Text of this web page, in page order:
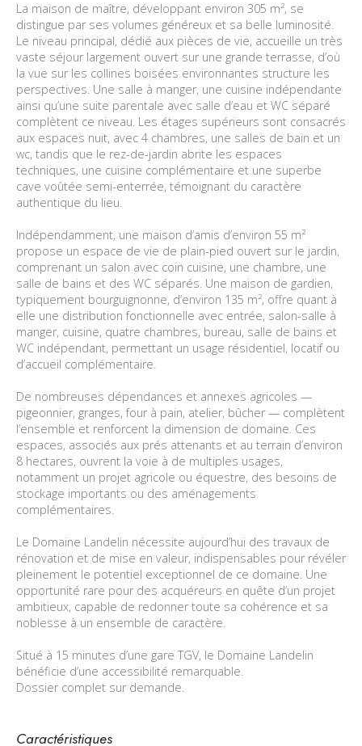
La maison de maître, développant environ 305 m², se
distingue par ses volumes généreux et sa belle luminosité.
Le niveau principal, dédié aux pièces de vie, accueille un très
vaste séjour largement ouvert sur une grande terrasse, d’où
la vue sur les collines boisées environnantes structure les
perspectives. Une salle à manger, une cuisine indépendante
ainsi qu’une suite parentale avec salle d’eau et WC séparé
complètent ce niveau. Les étages supérieurs sont consacrés
aux espaces nuit, avec 4 chambres, une salles de bain et un
wc, tandis que le rez-de-jardin abrite les espaces
techniques, une cuisine complémentaire et une superbe
cave voûtée semi-enterrée, témoignant du caractère
authentique du lieu.
Indépendamment, une maison d’amis d’environ 55 m²
propose un espace de vie de plain-pied ouvert sur le jardin,
comprenant un salon avec coin cuisine, une chambre, une
salle de bains et des WC séparés. Une maison de gardien,
typiquement bourguignonne, d’environ 135 m², offre quant à
elle une distribution fonctionnelle avec entrée, salon-salle à
manger, cuisine, quatre chambres, bureau, salle de bains et
WC indépendant, permettant un usage résidentiel, locatif ou
d’accueil complémentaire.
De nombreuses dépendances et annexes agricoles —
pigeonnier, granges, four à pain, atelier, bûcher — complètent
l’ensemble et renforcent la dimension de domaine. Ces
espaces, associés aux prés attenants et au terrain d’environ
8 hectares, ouvrent la voie à de multiples usages,
notamment un projet agricole ou équestre, des besoins de
stockage importants ou des aménagements
complémentaires.
Le Domaine Landelin nécessite aujourd’hui des travaux de
rénovation et de mise en valeur, indispensables pour révéler
pleinement le potentiel exceptionnel de ce domaine. Une
opportunité rare pour des acquéreurs en quête d’un projet
ambitieux, capable de redonner toute sa cohérence et sa
noblesse à un ensemble de caractère.
Situé à 15 minutes d’une gare TGV, le Domaine Landelin
bénéficie d’une accessibilité remarquable.
Dossier complet sur demande.
Caractéristiques